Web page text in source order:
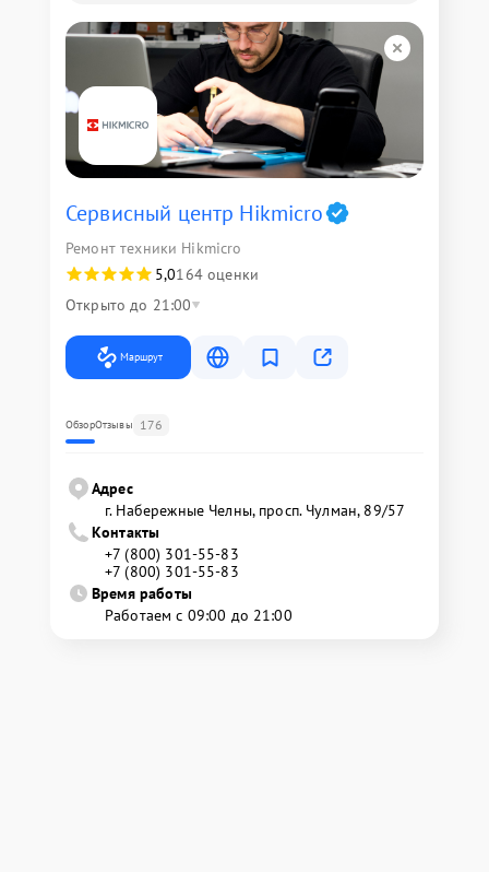
Сервисный центр Hikmicro
Ремонт техники Hikmicro
5,0164 оценки
Открыто до 21:00
Маршрут
ОбзорОтзывы 176
Адрес
г. Набережные Челны, просп. Чулман, 89/57
Контакты
+7 (800) 301-55-83
+7 (800) 301-55-83
Время работы
Работаем с 09:00 до 21:00